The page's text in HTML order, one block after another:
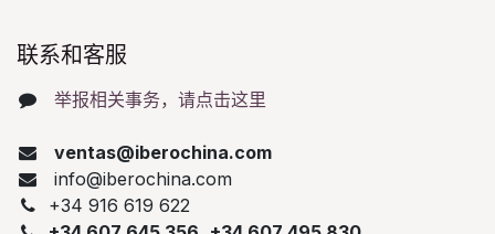
联系和客服​
举报相关事务，请点击这里
ventas@iberochina.com
info@iberochina.com
+34 916 619 622